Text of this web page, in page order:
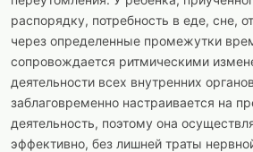
распорядку, потребность в еде, сне,
через определенные промежутки
сопровождается ритмическими
деятельности всех внутренних
заблаговременно настраивается на
деятельность, поэтому она
эффективно, без лишней траты